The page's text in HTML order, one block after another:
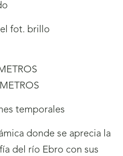
fot. brillo
temporales
donde se aprecia la
del río Ebro con sus